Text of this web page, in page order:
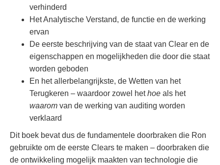
verhinderd
Het Analytische Verstand, de functie en de werking
ervan
De eerste beschrijving van de staat van Clear en de
eigenschappen en mogelijkheden die door die staat
worden geboden
En het allerbelangrijkste, de Wetten van het
Terugkeren – waardoor zowel hethoe als het
waarom van de werking van auditing worden
verklaard
Dit boek bevat dus de fundamentele doorbraken die Ron
gebruikte om de eerste Clears te maken – doorbraken die
de ontwikkeling mogelijk maakten van technologie die